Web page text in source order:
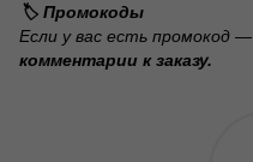
🏷️ Промокоды
Если у вас есть промокод —
комментарии к заказу.